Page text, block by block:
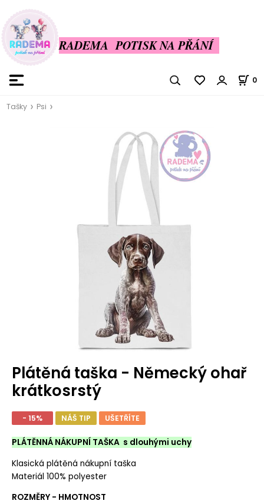
RADEMA POTISK NA PŘÁNÍ
0
Tašky Psi
Plátěná taška - Německý ohař
krátkosrstý
- 15% NÁŠ TIP UŠETŘÍTE
PLÁTĚNNÁ NÁKUPNÍ TAŠKA s dlouhými uchy
Klasická plátěná nákupní taška
Materiál 100% polyester
ROZMĚRY - HMOTNOST